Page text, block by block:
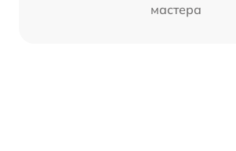
мастера